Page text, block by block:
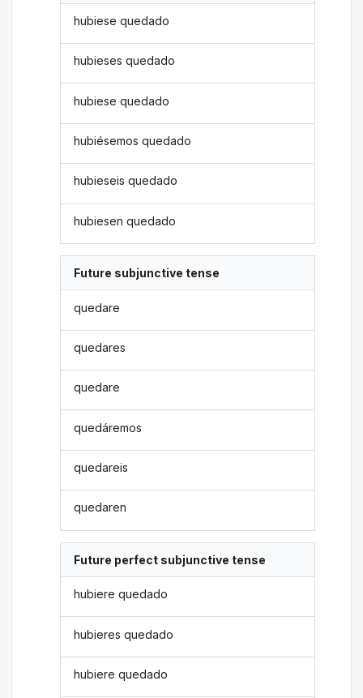
hubiese quedado
hubieses quedado
hubiese quedado
hubiésemos quedado
hubieseis quedado
hubiesen quedado
Future subjunctive tense
quedare
quedares
quedare
quedáremos
quedareis
quedaren
Future perfect subjunctive tense
hubiere quedado
hubieres quedado
hubiere quedado